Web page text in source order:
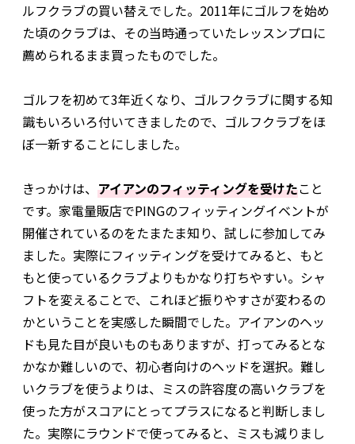
ルフクラブの買い替えでした。2011年にゴルフを始め
た頃のクラブは、その当時通っていたレッスンプロに
薦められるまま買ったものでした。
ゴルフを初めて3年近くなり、ゴルフクラブに関する知
識もいろいろ付いてきましたので、ゴルフクラブをほ
ぼ一新することにしました。
きっかけは、 アイアンのフィッティングを受けたこと
です。家電量販店でPINGのフィッティングイベントが
開催されているのをたまたま知り、試しに参加してみ
ました。実際にフィッティングを受けてみると、もと
もと使っているクラブよりもかなり打ちやすい。シャ
フトを変えることで、これほど振りやすさが変わるの
かということを実感した瞬間でした。アイアンのヘッ
ドも見た目が良いものもありますが、打ってみるとな
かなか難しいので、初心者向けのヘッドを選択。難し
いクラブを使うよりは、ミスの許容度の高いクラブを
使った方がスコアにとってプラスになると判断しまし
た。実際にラウンドで使ってみると、ミスも減りまし